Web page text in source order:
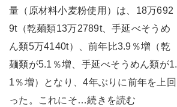
量（原材料小麦粉使用）は、18万692
9t（乾麺類13万2789t、手延べそうめ
ん類5万4140t）、前年比3.9％増（乾
麺類が5.1％増、手延べそうめん類が1.
1％増）となり、4年ぶりに前年を上回
った。これにそ…続きを読む